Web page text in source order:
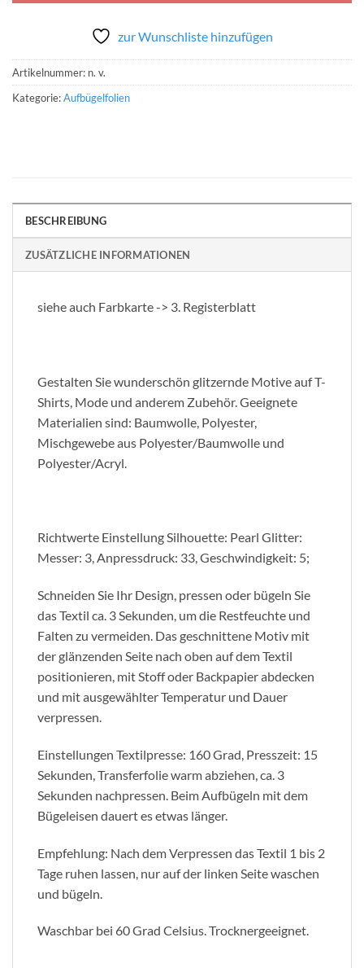
zur Wunschliste hinzufügen
Artikelnummer: n. v.
Kategorie:Aufbügelfolien
BESCHREIBUNG
ZUSÄTZLICHE INFORMATIONEN
siehe auch Farbkarte -> 3. Registerblatt
Gestalten Sie wunderschön glitzernde Motive auf T-
Shirts, Mode und anderem Zubehör. Geeignete
Materialien sind: Baumwolle, Polyester,
Mischgewebe aus Polyester/Baumwolle und
Polyester/Acryl.
Richtwerte Einstellung Silhouette: Pearl Glitter:
Messer: 3, Anpressdruck: 33, Geschwindigkeit: 5;
Schneiden Sie Ihr Design, pressen oder bügeln Sie
das Textil ca. 3 Sekunden, um die Restfeuchte und
Falten zu vermeiden. Das geschnittene Motiv mit
der glänzenden Seite nach oben auf dem Textil
positionieren, mit Stoff oder Backpapier abdecken
und mit ausgewählter Temperatur und Dauer
verpressen.
Einstellungen Textilpresse: 160 Grad, Presszeit: 15
Sekunden, Transferfolie warm abziehen, ca. 3
Sekunden nachpressen. Beim Aufbügeln mit dem
Bügeleisen dauert es etwas länger.
Empfehlung: Nach dem Verpressen das Textil 1 bis 2
Tage ruhen lassen, nur auf der linken Seite waschen
und bügeln.
Waschbar bei 60 Grad Celsius. Trocknergeeignet.